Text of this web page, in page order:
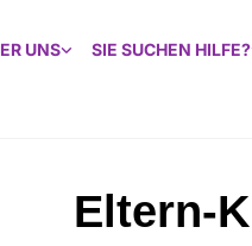
UNS SIE SUCHEN HILFE?
Eltern-